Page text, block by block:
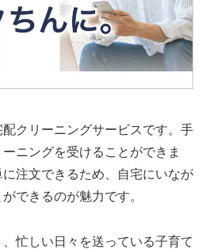
クリーニングサービスです。手
ニングを受けることができま
注文できるため、自宅にいなが
できるのが魅力です。
忙しい日々を送っている子育て